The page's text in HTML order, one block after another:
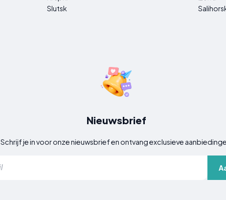
Slutsk
Nieuwsbrief
Schrijf je in voor onze nieuwsbrief en ontvang exclusieve